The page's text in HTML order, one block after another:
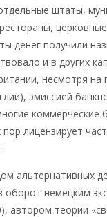
штаты,
денег получили
и в других
несмотря на
эмиссией
коммерческие
лицензирует
альтернативных
оборот немецким
автором теории